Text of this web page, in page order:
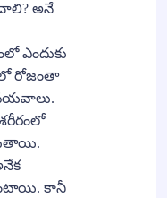
అనే
ఎందుకు
రోజంతా
కానీ